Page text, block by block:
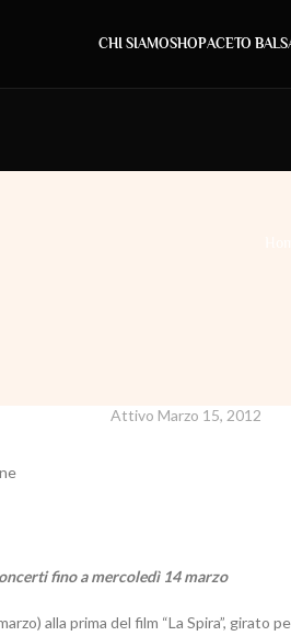
CHI SIAMOSHOPACETO
Attivo Marzo 15, 2012
fino a mercoledì 14 marzo
alla prima del film “La Spira”, girato